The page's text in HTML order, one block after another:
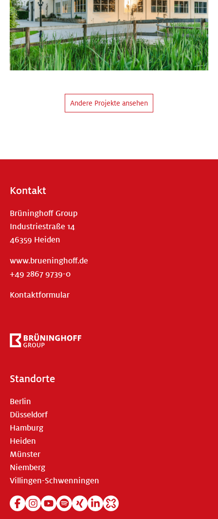
Andere Projekte ansehen
Kontakt
Brüninghoff Group
Industriestraße 14
46359 Heiden
www.brueninghoff.de
+49 2867 9739-0
Kontaktformular
Standorte
Berlin
Düsseldorf
Hamburg
Heiden
Münster
Niemberg
Villingen-Schwenningen